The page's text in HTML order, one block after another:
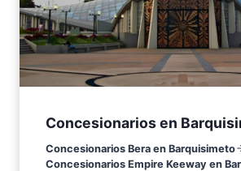
Concesionarios en
Concesionarios Bera en Barquisimeto
Concesionarios Empire Keeway en